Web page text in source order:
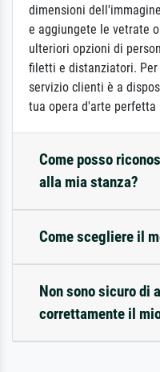
dimensioni
e aggiungete le vetrate
ulteriori opzioni di
filetti e distanziatori.
servizio clienti è a
tua opera d'arte perfetta
Come posso
alla mia stanza?
Come scegliere il
Non sono sicuro di
correttamente il